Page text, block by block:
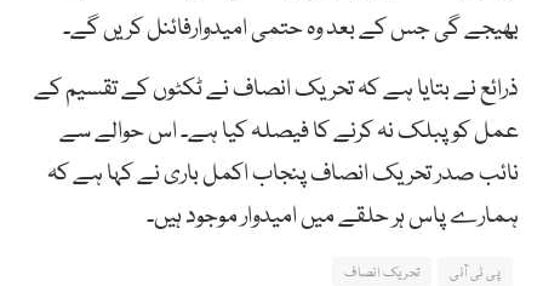
بھیجے گی جس کے بعد وہ حتمی امیدوارفائنل کریں گے۔
ذرائع نے بتایا ہے کہ تحریک انصاف نے ٹکٹوں کے تقسیم کے
عمل کو پبلک نہ کرنے کا فیصلہ کیا ہے۔ اس حوالے سے
نائب صدر تحریک انصاف پنجاب اکمل باری نے کہا ہے کہ
ہمارے پاس ہر حلقے میں امیدوار موجود ہیں۔
پی ٹی آئی تحریک انصاف